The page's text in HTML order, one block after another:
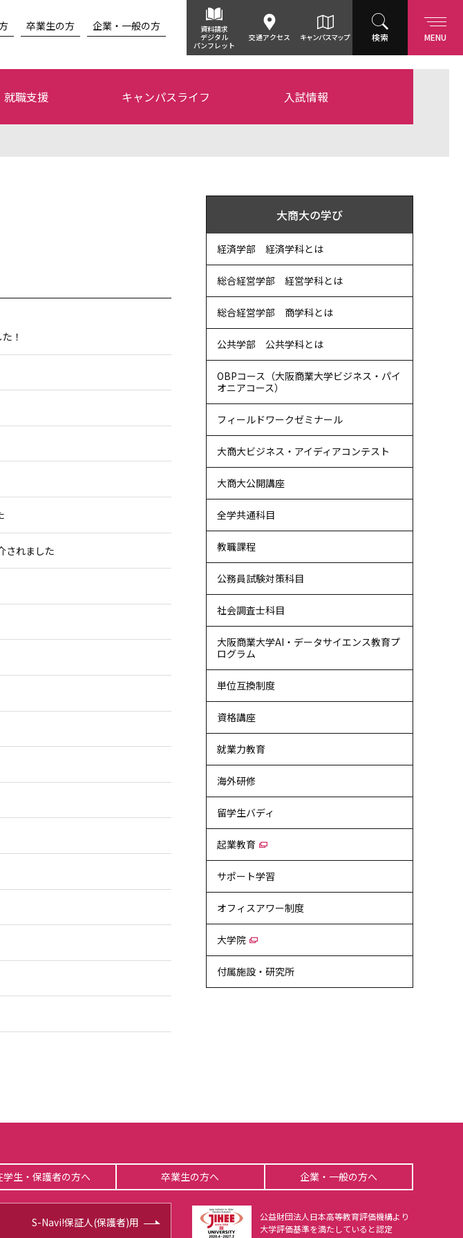
卒業生の方 企業・一般の方
資料請求
デジタル
パンフレット
交通アクセス キャンパスマップ 検索 MENU
就職支援 キャンパスライフ 入試情報
！
されました
大商大の学び
経済学部 経済学科とは
総合経営学部 経営学科とは
総合経営学部 商学科とは
公共学部 公共学科とは
OBPコース（大阪商業大学ビジネス・パイ
オニアコース）
フィールドワークゼミナール
大商大ビジネス・アイディアコンテスト
大商大公開講座
全学共通科目
教職課程
公務員試験対策科目
社会調査士科目
大阪商業大学AI・データサイエンス教育プ
ログラム
単位互換制度
資格講座
就業力教育
海外研修
留学生バディ
起業教育
サポート学習
オフィスアワー制度
大学院
付属施設・研究所
学生・保護者の方へ 卒業生の方へ 企業・一般の方へ
S-Navi!保証人(保護者)用
公益財団法人日本高等教育評価機構より
大学評価基準を満たしていると認定